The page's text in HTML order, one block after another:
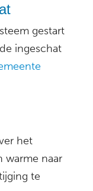
gestart
ingeschat
het
warme naar
te